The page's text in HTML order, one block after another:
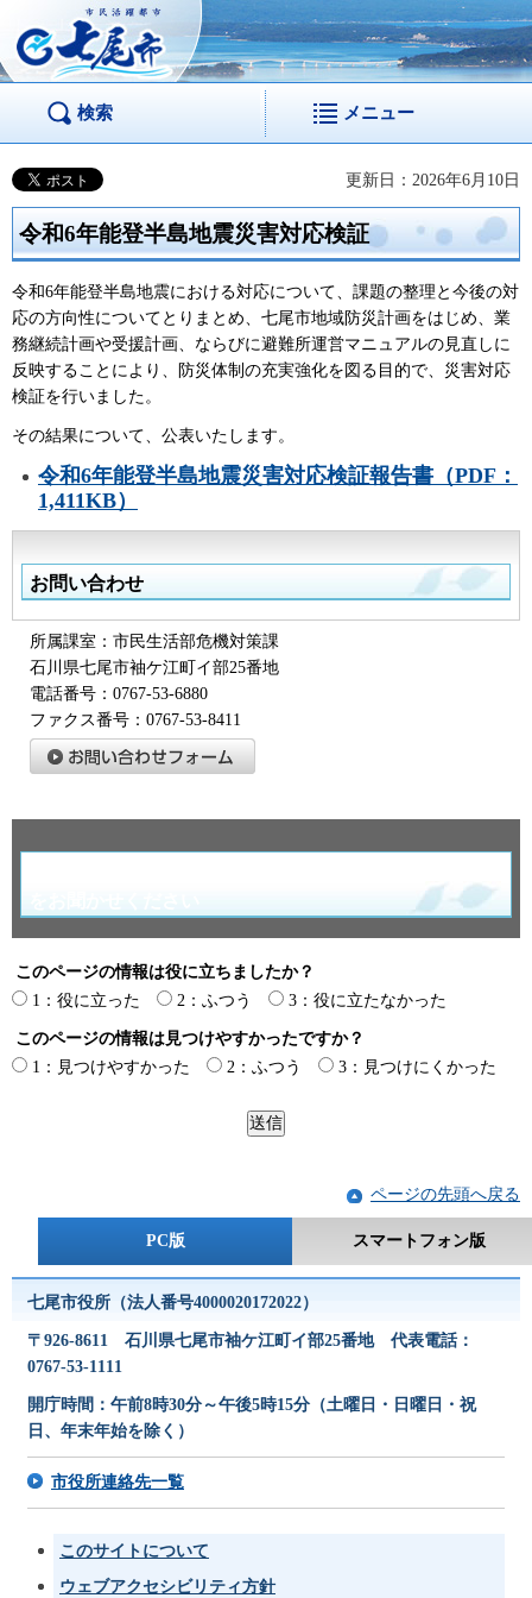
市民活躍都市 七尾
市
検索 メニュー
更新日：2026年6月10日
令和6年能登半島地震災害対応検証
令和6年能登半島地震における対応について、課題の整理と今後の対
応の方向性についてとりまとめ、七尾市地域防災計画をはじめ、業
務継続計画や受援計画、ならびに避難所運営マニュアルの見直しに
反映することにより、防災体制の充実強化を図る目的で、災害対応
検証を行いました。
その結果について、公表いたします。
令和6年能登半島地震災害対応検証報告書（PDF：
1,411KB）
お問い合わせ
所属課室：市民生活部危機対策課
石川県七尾市袖ケ江町イ部25番地
電話番号：0767-53-6880
ファクス番号：0767-53-8411
このページの情報は役に立ちましたか？
1：役に立った
2：ふつう 3：役に立たなかった
このページの情報は見つけやすかったですか？
1：見つけやすかった
2：ふつう 3：見つけにくかった
ページの先頭へ戻る
PC版 スマートフォン版
七尾市役所（法人番号4000020172022）
〒926-8611 石川県七尾市袖ケ江町イ部25番地 代表電話：
0767-53-1111
開庁時間：午前8時30分～午後5時15分（土曜日・日曜日・祝
日、年末年始を除く）
市役所連絡先一覧
このサイトについて
ウェブアクセシビリティ方針